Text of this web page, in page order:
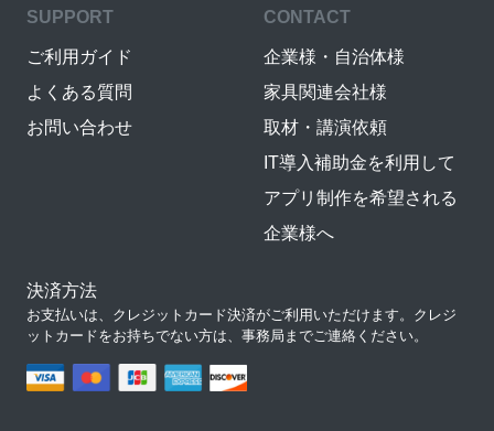
SUPPORT
ご利用ガイド
よくある質問
お問い合わせ
CONTACT
企業様・自治体様
家具関連会社様
取材・講演依頼
IT導入補助金を利用して
アプリ制作を希望される
企業様へ
決済方法
お支払いは、クレジットカード決済がご利用いただけます。クレジ
ットカードをお持ちでない方は、事務局までご連絡ください。